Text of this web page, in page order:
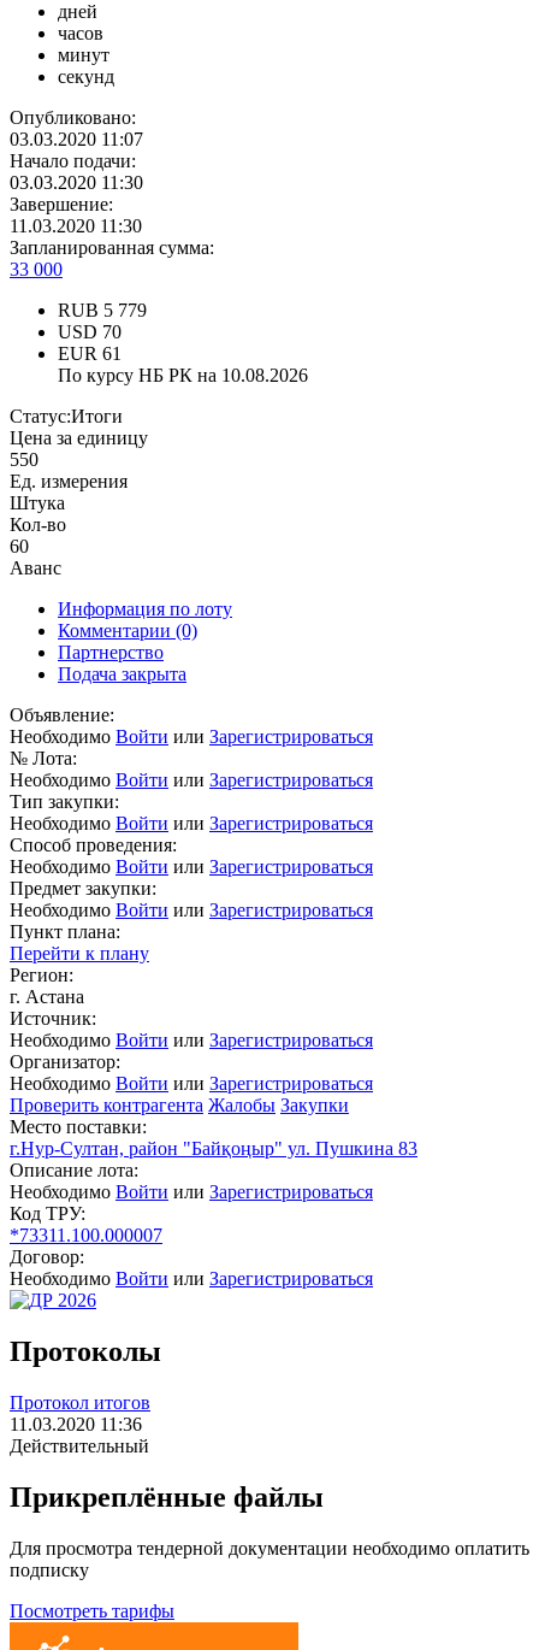
дней
часов
минут
секунд
Опубликовано:
03.03.2020 11:07
Начало подачи:
03.03.2020 11:30
Завершение:
11.03.2020 11:30
Запланированная сумма:
33 000
RUB 5 779
USD 70
EUR 61
По курсу НБ РК на 10.08.2026
Статус:Итоги
Цена за единицу
550
Ед. измерения
Штука
Кол-во
60
Аванс
Информация по лоту
Комментарии (0)
Партнерство
Подача закрыта
Объявление:
Необходимо Войти или Зарегистрироваться
№ Лота:
Необходимо Войти или Зарегистрироваться
Тип закупки:
Необходимо Войти или Зарегистрироваться
Способ проведения:
Необходимо Войти или Зарегистрироваться
Предмет закупки:
Необходимо Войти или Зарегистрироваться
Пункт плана:
Перейти к плану
Регион:
г. Астана
Источник:
Необходимо Войти или Зарегистрироваться
Организатор:
Необходимо Войти или Зарегистрироваться
Проверить контрагента Жалобы Закупки
Место поставки:
г.Нур-Султан, район "Байқоңыр" ул. Пушкина 83
Описание лота:
Необходимо Войти или Зарегистрироваться
Код ТРУ:
*73311.100.000007
Договор:
Необходимо Войти или Зарегистрироваться
Протоколы
Протокол итогов
11.03.2020 11:36
Действительный
Прикреплённые файлы
Для просмотра тендерной документации необходимо оплатить
подписку
Посмотреть тарифы